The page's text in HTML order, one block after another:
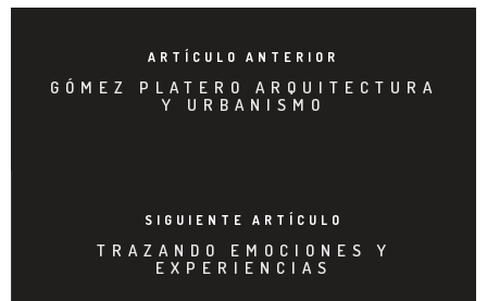
ARTÍCULO ANTERIOR
GÓMEZ PLATERO ARQUITECTURA
Y URBANISMO
SIGUIENTE ARTÍCULO
TRAZANDO EMOCIONES Y
EXPERIENCIAS